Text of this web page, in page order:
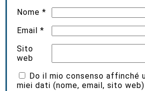
Nome*
Email*
Sito
web
Do il mio consenso affinché
miei dati (nome, email, sito